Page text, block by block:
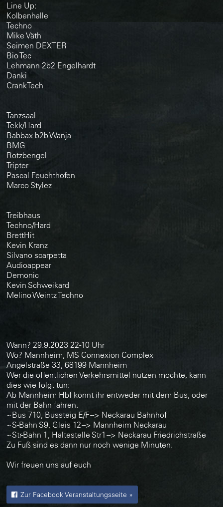
Line Up:
Kolbenhalle
Techno
Mike Väth
Seimen DEXTER
Bio Tec
Lehmann 2b2 Engelhardt
Danki
CrankTech
Tanzsaal
Tekk/Hard
Babbax b2b Wanja
BMG
Rotzbengel
Tripter
Pascal Feuchthofen
Marco Stylez
Treibhaus
Techno/Hard
BrettHit
Kevin Kranz
Silvano scarpetta
Audioappear
Demonic
Kevin Schweikard
Melino Weintz Techno
Wann? 29.9.2023 22-10 Uhr
Wo? Mannheim, MS Connexion Complex
Angelstraße 33, 68199 Mannheim
Wer die öffentlichen Verkehrsmittel nutzen möchte, kann
dies wie folgt tun:
Ab Mannheim Hbf könnt ihr entweder mit dem Bus, oder
mit der Bahn fahren.
~Bus 710, Bussteig E/F --> Neckarau Bahnhof
~S-Bahn S9, Gleis 12 --> Mannheim Neckarau
~Str-Bahn 1, Haltestelle Str1 --> Neckarau Friedrichstraße
Zu Fuß sind es dann nur noch wenige Minuten.
Wir freuen uns auf euch
Zur Facebook Veranstaltungsseite »